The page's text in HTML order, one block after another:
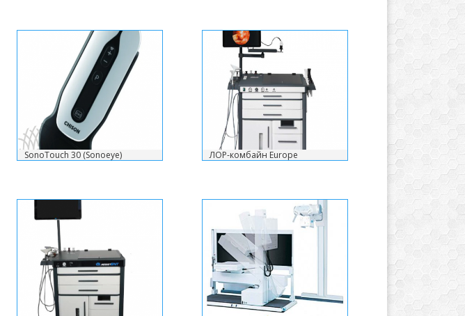
SonoTouch 30 (Sonoeye) ЛОР-комбайн Europe